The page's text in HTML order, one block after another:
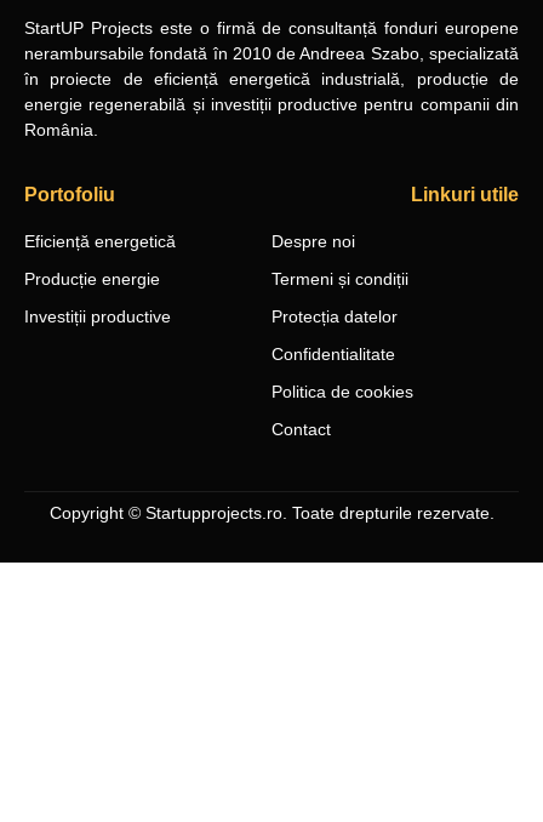
StartUP Projectseste o firmă de consultanță fonduri europene
nerambursabilefondată în 2010de Andreea Szabo, specializată
în proiecte de eficiență energetică industrială, producție de
energie regenerabilă și investiții productive pentru companii din
România.
Portofoliu
Eficiență energetică
Producție energie
Investiții productive
Linkuri utile
Despre noi
Termeni și condiții
Protecția datelor
Confidentialitate
Politica de cookies
Contact
Copyright © Startupprojects.ro. Toate drepturile rezervate.